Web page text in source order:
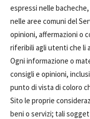
espressi nelle
nelle aree comuni del
opinioni, affermazioni o
riferibili agli utenti che li
Ogni informazione o
consigli e opinioni,
punto di vista di coloro
Sito le proprie
beni o servizi; tali